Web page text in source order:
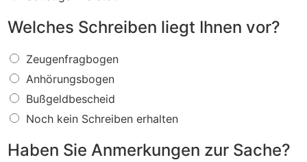
r
i
V
e
r
s
t
o
ß
w
Welches Schreiben liegt Ihnen vor?
W
e
c
h
e
S
Zeugenfragbogen
Anhörungsbogen
Bußgeldbescheid
Noch kein Schreiben erhalten
Haben Sie Anmerkungen zur Sache?